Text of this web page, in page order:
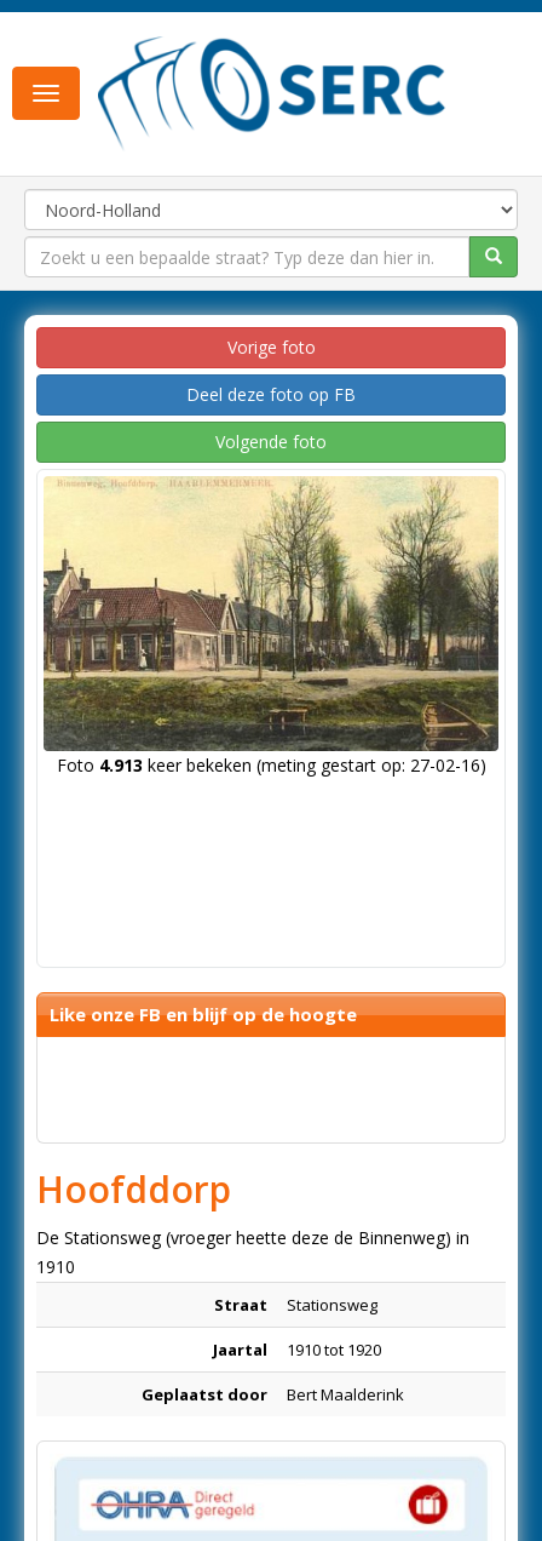
Toggle
navigation
Vorige foto
Deel deze foto op FB
Volgende foto
Foto 4.913 keer bekeken (meting gestart op: 27-02-16)
Like onze FB en blijf op de hoogte
Hoofddorp
De Stationsweg (vroeger heette deze de Binnenweg) in
1910
Straat Stationsweg
Jaartal 1910 tot 1920
Geplaatst door Bert Maalderink